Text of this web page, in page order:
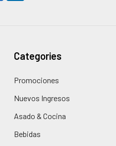
Categories
Promociones
Nuevos Ingresos
Asado & Cocina
Bebidas